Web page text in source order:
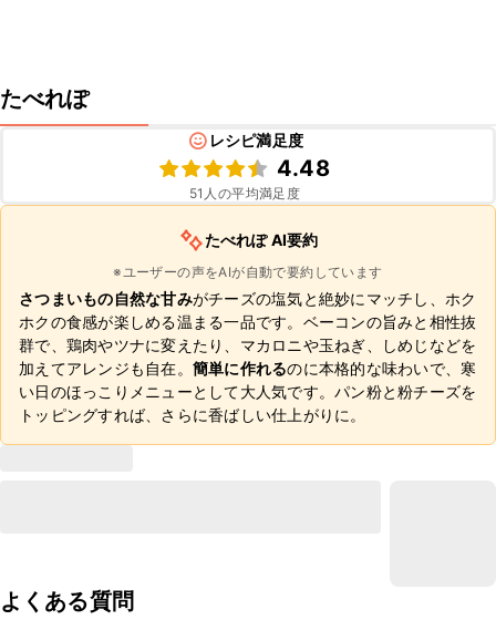
たべれぽ
レシピ満足度
4.48
51 人の平均満足度
たべれぽ AI要約
※ユーザーの声をAIが自動で要約しています
さつまいもの自然な甘みがチーズの塩気と絶妙にマッチし、ホク
ホクの食感が楽しめる温まる一品です。ベーコンの旨みと相性抜
群で、鶏肉やツナに変えたり、マカロニや玉ねぎ、しめじなどを
加えてアレンジも自在。 簡単に作れるのに本格的な味わいで、寒
い日のほっこりメニューとして大人気です。パン粉と粉チーズを
トッピングすれば、さらに香ばしい仕上がりに。
よくある質問